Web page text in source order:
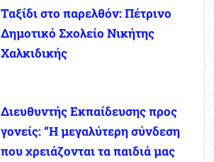
Ταξίδι στο παρελθόν: Πέτρινο
Δημοτικό Σχολείο Νικήτης
Χαλκιδικής
Διευθυντής Εκπαίδευσης προς
γονείς: “Η μεγαλύτερη σύνδεση
που χρειάζονται τα παιδιά μας